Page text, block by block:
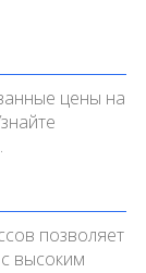
цены на
позволяет
высоким